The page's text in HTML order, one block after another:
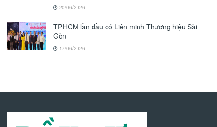
20/06/2026
TP.HCM lần đầu có Liên minh Thương hiệu Sài
Gòn
17/06/2026